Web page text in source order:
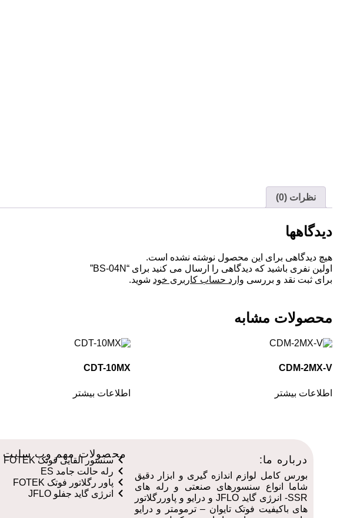
نظرات (0)
دیدگاهها
هیچ دیدگاهی برای این محصول نوشته نشده است.
اولین نفری باشید که دیدگاهی را ارسال می کنید برای “BS-04N”
برای ثبت نقد و بررسی وارد حساب کاربری خود شوید.
محصولات مشابه
CDM-2MX-V
اطلاعات بیشتر
CDT-10MX
اطلاعات بیشتر
درباره ما:
بورس کامل لوازم اندازه گیری و ابزار دقیق
شاما انواع سنسورهای صنعتی و رله های
SSR- انرژی گاید JFLO و درایو و پاوررگلاتور
های باکیفیت فوتک تایوان – ترمومتر و درایو
محصولات مهم وب سایت
سنسور القایی فوتک FOTEK
رله حالت جامد ES
پاور رگلاتور فوتک FOTEK
انرژی گاید جفلو JFLO